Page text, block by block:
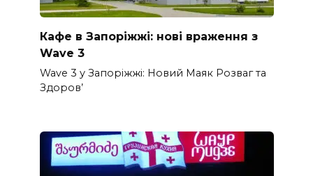
Кафе в Запоріжжі: нові враження з
Wave 3
Wave 3 у Запоріжжі: Новий Маяк Розваг та
Здоров’